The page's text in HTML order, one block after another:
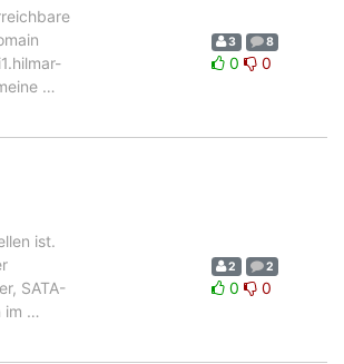
…
3 8
0 0
ist.
SATA-
im …
2 2
0 0